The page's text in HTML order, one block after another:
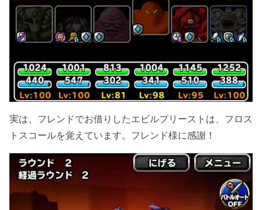
実は、フレンドでお借りしたエビルプリーストは、フロス
トスコールを覚えています。フレンド様に感謝！